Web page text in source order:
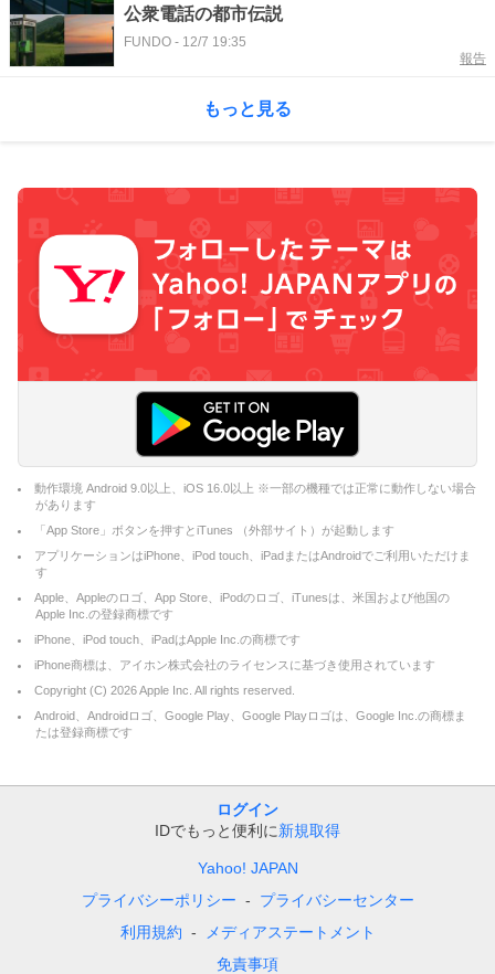
公衆電話の都市伝説
FUNDO - 12/7 19:35
報告
もっと見る
動作環境 Android 9.0以上、iOS 16.0以上 ※一部の機種では正常に動作しない場合
があります
「App Store」ボタンを押すとiTunes （外部サイト）が起動します
アプリケーションはiPhone、iPod touch、iPadまたはAndroidでご利用いただけま
す
Apple、Appleのロゴ、App Store、iPodのロゴ、iTunesは、米国および他国の
Apple Inc.の登録商標です
iPhone、iPod touch、iPadはApple Inc.の商標です
iPhone商標は、アイホン株式会社のライセンスに基づき使用されています
Copyright (C) 2026Apple Inc. All rights reserved.
Android、Androidロゴ、Google Play、Google Playロゴは、Google Inc.の商標ま
たは登録商標です
ログイン
IDでもっと便利に新規取得
Yahoo! JAPAN
プライバシーポリシー
プライバシーセンター
利用規約
メディアステートメント
免責事項